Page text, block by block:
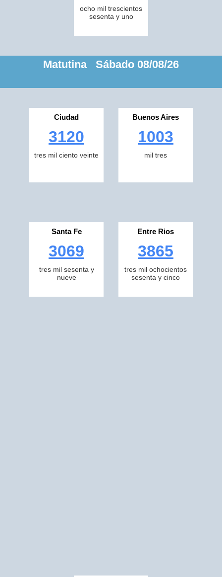
ocho mil trescientos
sesenta y uno
Matutina Sábado 08/08/26
Ciudad
3120
tres mil ciento veinte
Buenos Aires
1003
mil tres
Santa Fe
3069
tres mil sesenta y
nueve
Entre Rios
3865
tres mil ochocientos
sesenta y cinco